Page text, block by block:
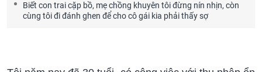
Biết con trai cặp bồ, mẹ chồng khuyên tôi đừng nín nhịn, còn
cùng tôi đi đánh ghen để cho cô gái kia phải thấy sợ